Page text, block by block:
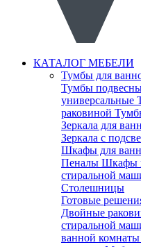
КАТАЛОГ МЕБЕЛИ
Тумбы для
Тумбы
универсальные
раковиной
Зеркала для
Зеркала с
Шкафы для
Пеналы Шкафы
стиральной
Столешницы
Готовые
Двойные
стиральной
ванной комнаты